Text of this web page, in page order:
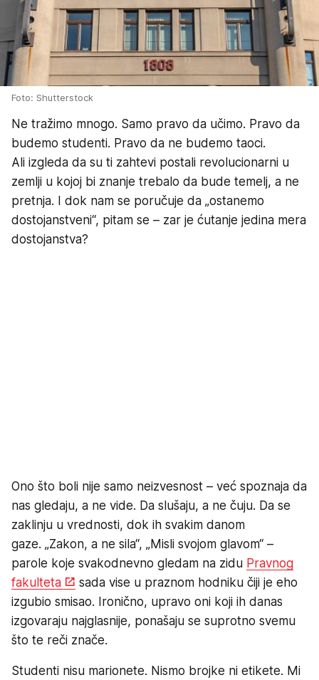
Foto: Shutterstock
Ne tražimo mnogo. Samo pravo da učimo. Pravo da
budemo studenti. Pravo da ne budemo taoci.
Ali izgleda da su ti zahtevi postali revolucionarni u
zemlji u kojoj bi znanje trebalo da bude temelj, a ne
pretnja. I dok nam se poručuje da „ostanemo
dostojanstveni“, pitam se – zar je ćutanje jedina mera
dostojanstva?
Ono što boli nije samo neizvesnost – već spoznaja da
nas gledaju, a ne vide. Da slušaju, a ne čuju. Da se
zaklinju u vrednosti, dok ih svakim danom
gaze. „Zakon, a ne sila“, „Misli svojom glavom“ –
parole koje svakodnevno gledam na zidu Pravnog
fakulteta
sada vise u praznom hodniku čiji je eho
izgubio smisao. Ironično, upravo oni koji ih danas
izgovaraju najglasnije, ponašaju se suprotno svemu
što te reči znače.
Studenti nisu marionete. Nismo brojke ni etikete. Mi